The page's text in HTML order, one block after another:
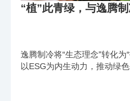
逸腾制冷将“生态理念”转化为
以ESG为内生动力，推动绿